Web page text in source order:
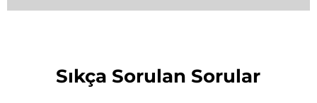
Sıkça Sorulan Sorular